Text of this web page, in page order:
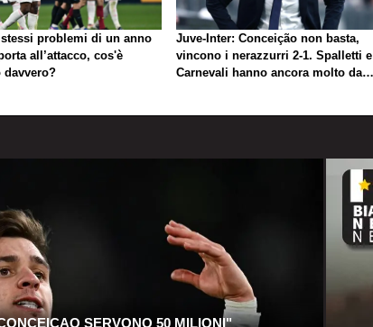
problemi di un anno
all’attacco, cos'è
davvero?
Juve-Inter: Conceição non basta,
vincono i nerazzurri 2-1. Spalletti e
Carnevali hanno ancora molto da
SERVONO 50 MILIONI"